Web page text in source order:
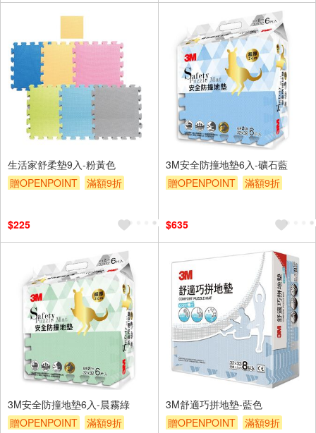
生活家舒柔墊9入-粉黃色
贈OPENPOINT
滿額9折
$225
3M安全防撞地墊6入-礦石藍
贈OPENPOINT
滿額9折
$635
3M安全防撞地墊6入-晨霧綠
贈OPENPOINT
滿額9折
3M舒適巧拼地墊-藍色
贈OPENPOINT
滿額9折